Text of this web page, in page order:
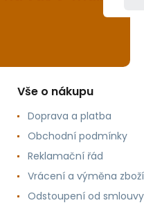
Vše o nákupu
Doprava a platba
Obchodní podmínky
Reklamační řád
Vrácení a výměna zboží
Odstoupení od smlouvy